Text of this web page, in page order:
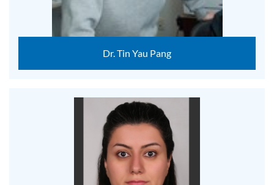
Dr. Tin Yau Pang